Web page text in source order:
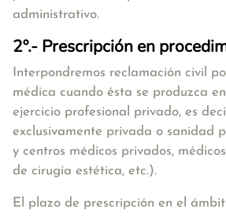
administrativo.
2º.- Prescripción en
Interpondremos reclamación civil
médica cuando ésta se produzca
ejercicio profesional privado, es
exclusivamente privada o sanidad
y centros médicos privados,
de cirugía estética, etc.).
El plazo de prescripción en el